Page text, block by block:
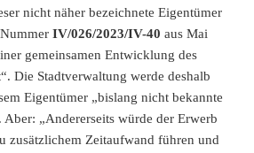
nicht näher bezeichnete Eigentümer
NummerIV/026/2023/IV-40 aus Mai
gemeinsamen Entwicklung des
Die Stadtverwaltung werde deshalb
Eigentümer „bislang nicht bekannte
Aber: „Andererseits würde der Erwerb
zusätzlichem Zeitaufwand führen und